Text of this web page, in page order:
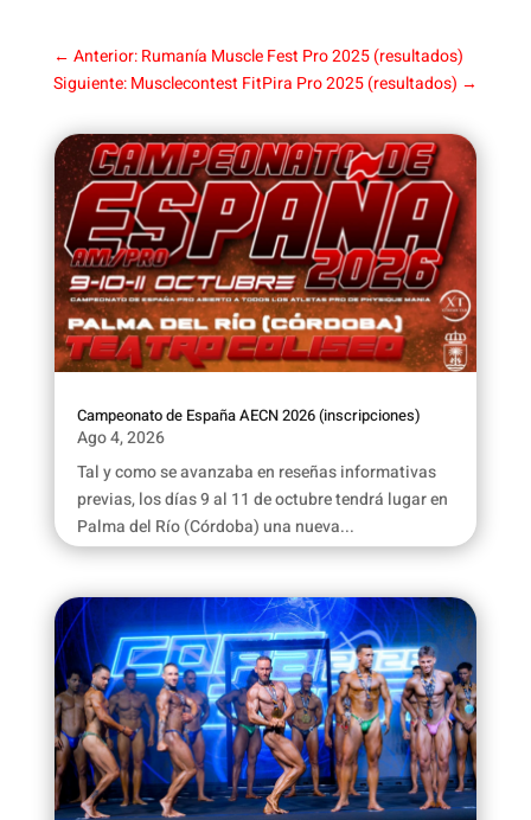
← Anterior: Rumanía Muscle Fest Pro 2025 (resultados)
Siguiente: Musclecontest FitPira Pro 2025 (resultados) →
Campeonato de España AECN 2026 (inscripciones)
Ago 4, 2026
Tal y como se avanzaba en reseñas informativas
previas, los días 9 al 11 de octubre tendrá lugar en
Palma del Río (Córdoba) una nueva...